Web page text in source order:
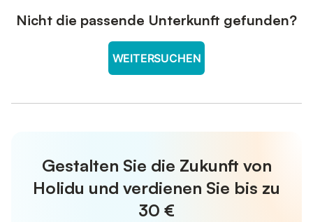
Nicht die passende Unterkunft gefunden?
WEITERSUCHEN
Gestalten Sie die Zukunft von
Holidu und verdienen Sie bis zu
30 €